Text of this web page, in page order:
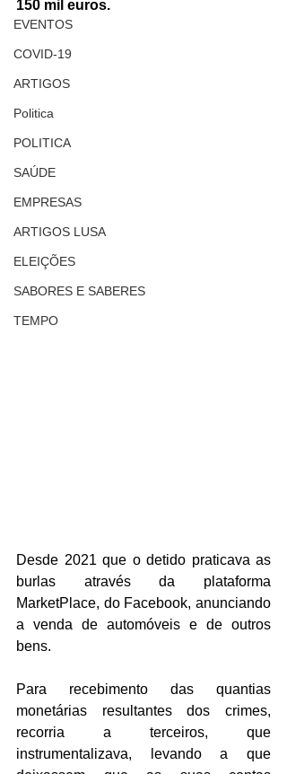
EVENTOS
COVID-19
ARTIGOS
Politica
POLITICA
SAÚDE
EMPRESAS
ARTIGOS LUSA
ELEIÇÕES
SABORES E SABERES
TEMPO
150 mil euros.
Desde 2021 que o detido praticava as
burlas através da plataforma
MarketPlace, do Facebook, anunciando
a venda de automóveis e de outros
bens.
Para recebimento das quantias
monetárias resultantes dos crimes,
recorria a terceiros, que
instrumentalizava, levando a que